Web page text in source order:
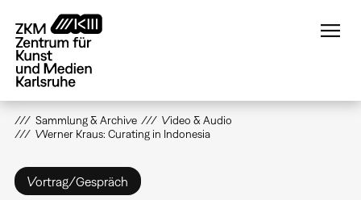
zum
Inhalt
Sammlung & Archive
Video & Audio
Werner Kraus: Curating in Indonesia
Vortrag/Gespräch